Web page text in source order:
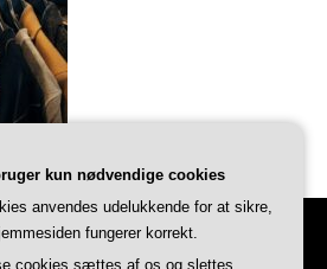
Indkøbs Magasinet. All Rights
ByBlossom Themes
kun nødvendige cookies
anvendes udelukkende for at sikre,
fungerer korrekt.
cookies sættes af os og slettes